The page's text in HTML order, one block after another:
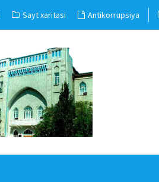
Sayt xaritasi Antikorrupsiya